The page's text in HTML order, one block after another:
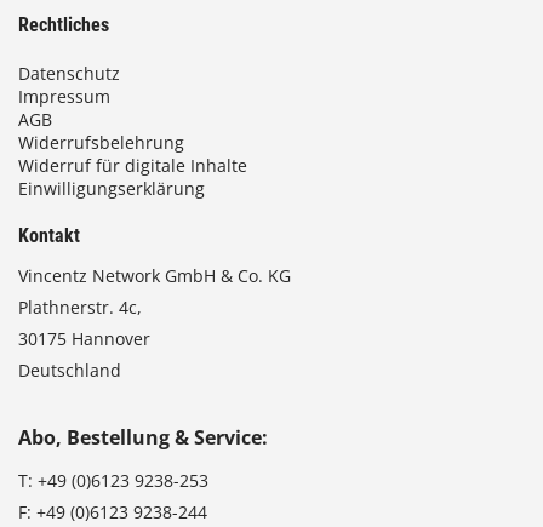
Rechtliches
Datenschutz
Impressum
AGB
Widerrufsbelehrung
Widerruf für digitale Inhalte
Einwilligungserklärung
Kontakt
Vincentz Network GmbH & Co. KG
Plathnerstr. 4c,
30175 Hannover
Deutschland
Abo, Bestellung & Service:
T: +49 (0)6123 9238-253
F: +49 (0)6123 9238-244